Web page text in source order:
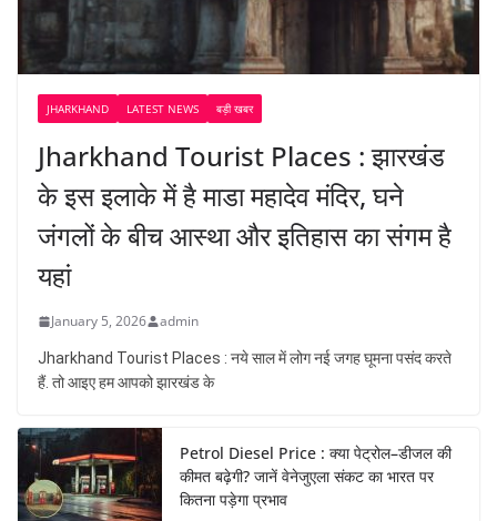
JHARKHAND LATEST NEWS बड़ी खबर
Jharkhand Tourist Places : झारखंड
के इस इलाके में है माडा महादेव मंदिर, घने
जंगलों के बीच आस्था और इतिहास का संगम है
यहां
January 5, 2026 admin
Jharkhand Tourist Places : नये साल में लोग नई जगह घूमना पसंद करते
हैं. तो आइए हम आपको झारखंड के
Petrol Diesel Price : क्या पेट्रोल–डीजल की
कीमत बढ़ेगी? जानें वेनेजुएला संकट का भारत पर
कितना पड़ेगा प्रभाव